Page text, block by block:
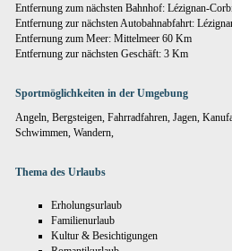
Entfernung zum nächsten Bahnhof: Lézignan-
Entfernung zur nächsten Autobahnabfahrt:
Entfernung zum Meer: Mittelmeer 60 Km
Entfernung zur nächsten Geschäft: 3 Km
Sportmöglichkeiten in der Umgebung
Angeln, Bergsteigen, Fahrradfahren, Jagen,
Schwimmen, Wandern,
Thema des Urlaubs
Erholungsurlaub
Familienurlaub
Kultur & Besichtigungen